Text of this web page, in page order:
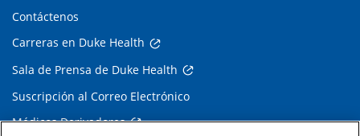
Contáctenos
Carreras en Duke Health
Sala de Prensa de Duke Health
Suscripción al Correo Electrónico
Médicos Derivadores